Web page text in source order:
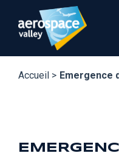
contenu
Accueil > Emergence